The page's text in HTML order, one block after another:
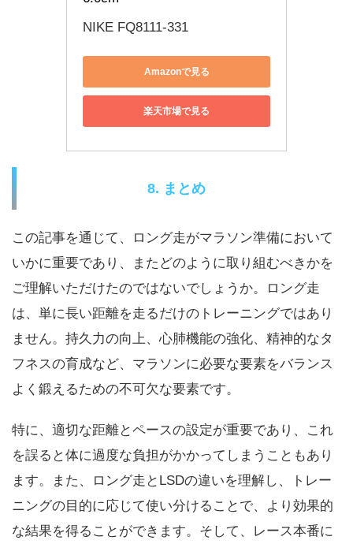
NIKE FQ8111-331
Amazonで見る
楽天市場で見る
8. まとめ
この記事を通じて、ロング走がマラソン準備において
いかに重要であり、またどのように取り組むべきかを
ご理解いただけたのではないでしょうか。ロング走
は、単に長い距離を走るだけのトレーニングではあり
ません。持久力の向上、心肺機能の強化、精神的なタ
フネスの育成など、マラソンに必要な要素をバランス
よく鍛えるための不可欠な要素です。
特に、適切な距離とペースの設定が重要であり、これ
を誤ると体に過度な負担がかかってしまうこともあり
ます。また、ロング走とLSDの違いを理解し、トレー
ニングの目的に応じて使い分けることで、より効果的
な結果を得ることができます。そして、レース本番に